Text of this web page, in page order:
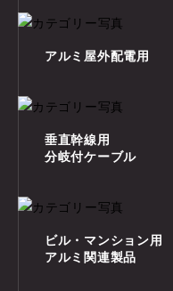
アルミ屋外配電用
垂直幹線用
分岐付ケーブル
ビル・マンション用
アルミ関連製品